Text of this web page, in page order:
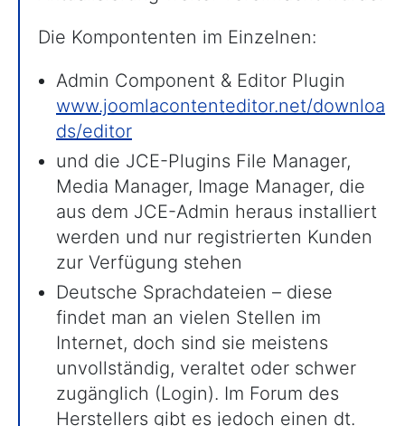
Die Kompontenten im Einzelnen:
Admin Component & Editor Plugin
www.joomlacontenteditor.net/downloa
ds/editor
und die JCE-Plugins File Manager,
Media Manager, Image Manager, die
aus dem JCE-Admin heraus installiert
werden und nur registrierten Kunden
zur Verfügung stehen
Deutsche Sprachdateien – diese
findet man an vielen Stellen im
Internet, doch sind sie meistens
unvollständig, veraltet oder schwer
zugänglich (Login). Im Forum des
Herstellers gibt es jedoch einen dt.